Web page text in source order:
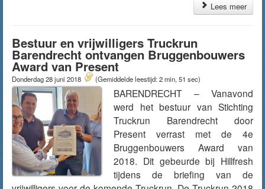
Lees meer
Bestuur en vrijwilligers Truckrun
Barendrecht ontvangen Bruggenbouwers
Award van Present
Donderdag 28 juni 2018 (Gemiddelde leestijd: 2 min, 51 sec)
BARENDRECHT – Vanavond
werd het bestuur van Stichting
Truckrun Barendrecht door
Present verrast met de 4e
Bruggenbouwers Award van
2018. Dit gebeurde bij Hillfresh
tijdens de briefing van de